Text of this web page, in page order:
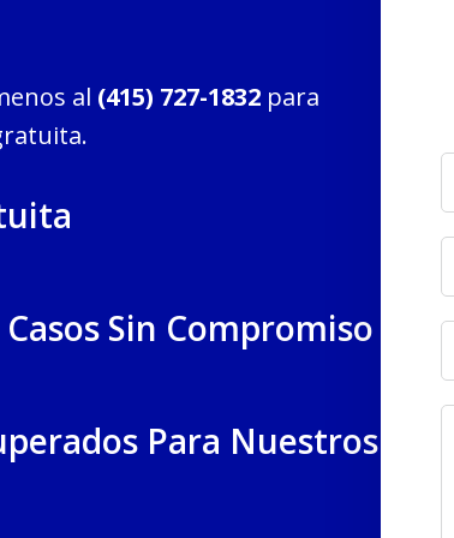
al (415) 727-1832 para
Sin Compromiso
Para Nuestros